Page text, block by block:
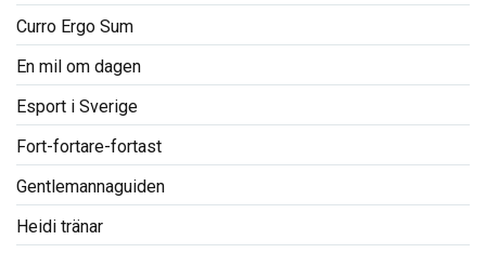
Curro Ergo Sum
En mil om dagen
Esport i Sverige
Fort-fortare-fortast
Gentlemannaguiden
Heidi tränar